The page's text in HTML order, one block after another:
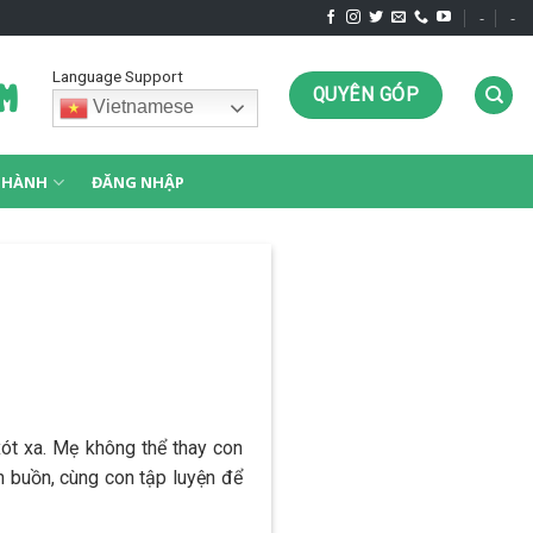
- -
Language Support
Vietnamese QUYÊN GÓP
ĐĂNG NHẬP
xa. Mẹ không thể thay con
cùng con tập luyện để